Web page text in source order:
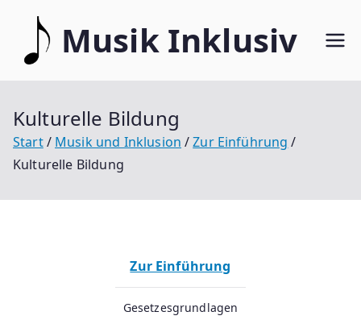
springen
Musik Inklusiv
Kulturelle Bildung
Start Musik und Inklusion
Zur Einführung
Kulturelle Bildung
Zur Einführung
Gesetzesgrundlagen